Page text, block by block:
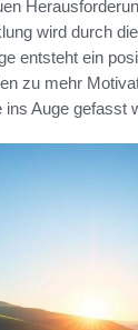
wird durch
entsteht ein
zu mehr
ins Auge gefasst